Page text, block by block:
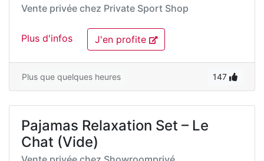
Vente privée chez Private Sport Shop
Plus d'infos J'en profite
Plus que quelques heures 147
Pajamas Relaxation Set – Le
Chat (Vide)